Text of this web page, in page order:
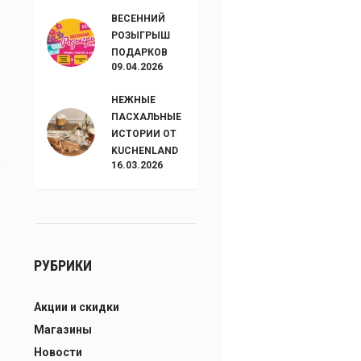
ВЕСЕННИЙ
РОЗЫГРЫШ
ПОДАРКОВ
09.04.2026
НЕЖНЫЕ
ПАСХАЛЬНЫЕ
ИСТОРИИ ОТ
KUCHENLAND
16.03.2026
РУБРИКИ
Акции и скидки
Магазины
Новости